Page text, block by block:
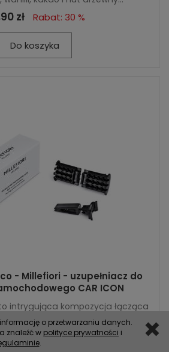
zł Rabat: 30 %
Do koszyka
- Millefiori - uzupełniacz do
CAR ICON
intrygująca kompozycja łącząca
nuty z głębokim, ciepłym
tytoniu. Zapach tworzy ele...
zł Rabat: 20 %
o przetwarzaniu danych.
znaleźć w polityce prywatności i
.